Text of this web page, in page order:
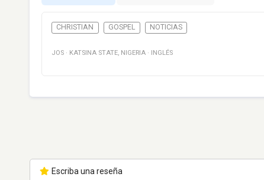
CHRISTIAN GOSPEL NOTICIAS
JOS · KATSINA STATE, NIGERIA · INGLÉS
Escriba una reseña